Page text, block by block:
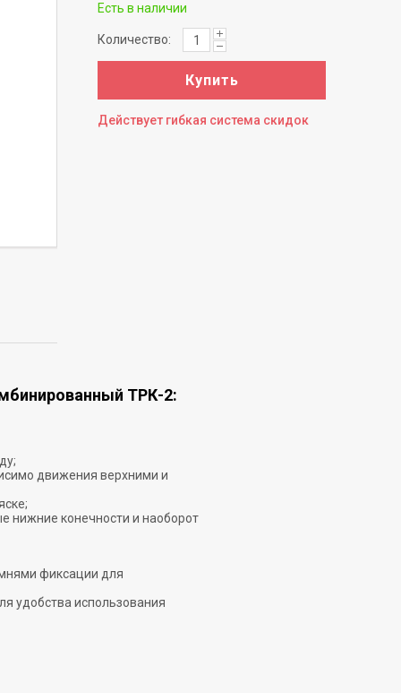
Есть в наличии
Количество:
Купить
Действует гибкая система скидок
ТРК-2:
движения верхними и
нижние конечности и наоборот
фиксации для
удобства использования